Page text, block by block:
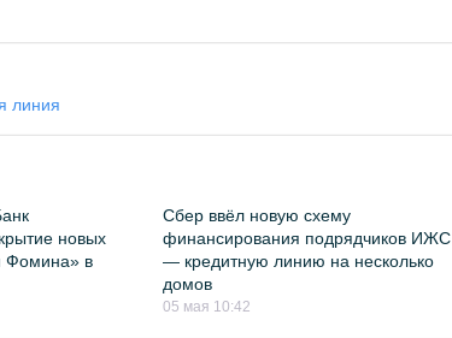
линия
новых
Фомина» в
Сбер ввёл новую схему
финансирования подрядчиков ИЖС
— кредитную линию на несколько
домов
05 мая 10:42